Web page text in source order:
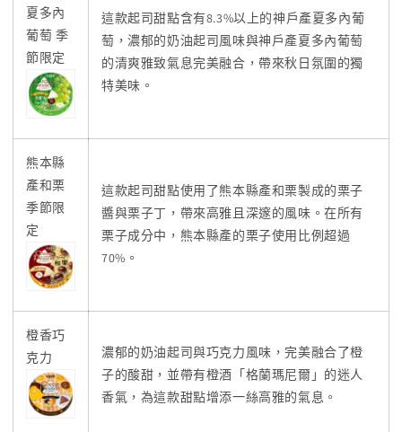
夏多內
葡萄 季
節限定
這款起司甜點含有8.3%以上的神戶產夏多內葡
萄，濃郁的奶油起司風味與神戶產夏多內葡萄
的清爽雅致氣息完美融合，帶來秋日氛圍的獨
特美味。
熊本縣
產和栗
季節限
定
這款起司甜點使用了熊本縣產和栗製成的栗子
醬與栗子丁，帶來高雅且深邃的風味。在所有
栗子成分中，熊本縣產的栗子使用比例超過
70%。
橙香巧
克力
濃郁的奶油起司與巧克力風味，完美融合了橙
子的酸甜，並帶有橙酒「格蘭瑪尼爾」的迷人
香氣，為這款甜點增添一絲高雅的氣息。